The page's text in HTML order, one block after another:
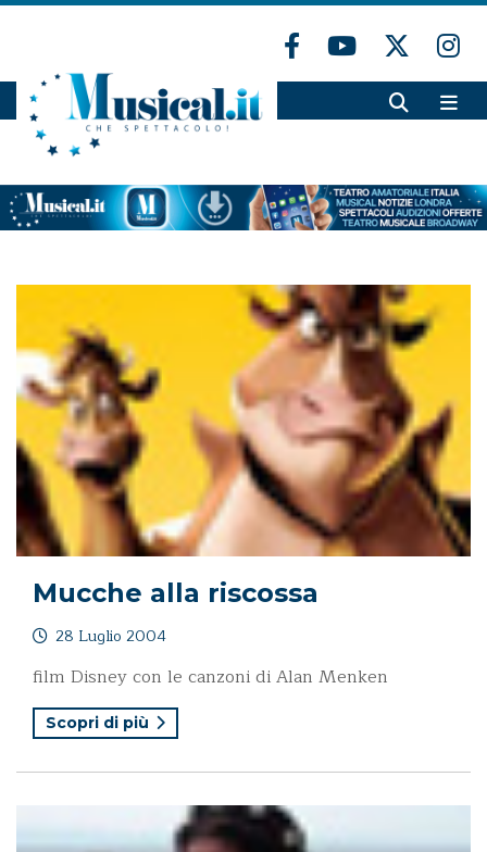
Mucche alla riscossa
28 Luglio 2004
film Disney con le canzoni di Alan Menken
Scopri di più